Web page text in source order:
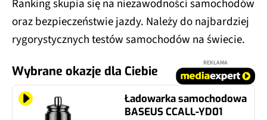
Ranking skupia się na niezawodności samochodów
oraz bezpieczeństwie jazdy. Należy do najbardziej
rygorystycznych testów samochodów na świecie.
Wybrane okazje dla Ciebie
REKLAMA
Ładowarka samochodowa
BASEUS CCALL-YD01